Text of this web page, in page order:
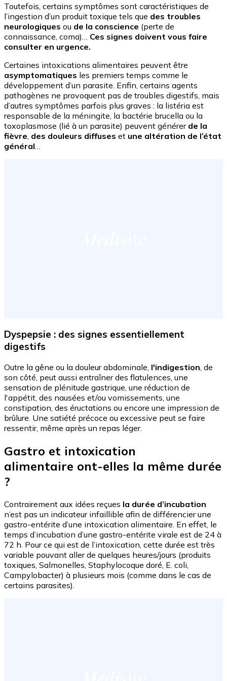
Toutefois, certains symptômes sont caractéristiques de
l’ingestion d’un produit toxique tels que des troubles
neurologiques ou de la conscience (perte de
connaissance, coma)… Ces signes doivent vous faire
consulter en urgence.
Certaines intoxications alimentaires peuvent être
asymptomatiques les premiers temps comme le
développement d’un parasite. Enfin, certains agents
pathogènes ne provoquent pas de troubles digestifs, mais
d’autres symptômes parfois plus graves : la listéria est
responsable de la méningite, la bactérie brucella ou la
toxoplasmose (lié à un parasite) peuvent générer de la
fièvre des douleurs diffuses et une altération de l’état
général
Dyspepsie : des signes essentiellement
digestifs
Outre la gêne ou la douleur abdominale, l'indigestion, de
son côté, peut aussi entraîner des flatulences, une
sensation de plénitude gastrique, une réduction de
l'appétit, des nausées et/ou vomissements, une
constipation, des éructations ou encore une impression de
brûlure. Une satiété précoce ou excessive peut se faire
ressentir, même après un repas léger.
Gastro et intoxication
alimentaire ont-elles la même durée
?
Contrairement aux idées reçues la durée d’incubation
n’est pas un indicateur infaillible afin de différencier une
gastro-entérite d’une intoxication alimentaire. En effet, le
temps d’incubation d’une gastro-entérite virale est de 24 à
72 h. Pour ce qui est de l’intoxication, cette durée est très
variable pouvant aller de quelques heures/jours (produits
toxiques, Salmonelles, Staphylocoque doré, E. coli,
Campylobacter) à plusieurs mois (comme dans le cas de
certains parasites).